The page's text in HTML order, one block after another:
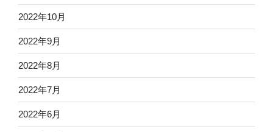
2022年10月
2022年9月
2022年8月
2022年7月
2022年6月